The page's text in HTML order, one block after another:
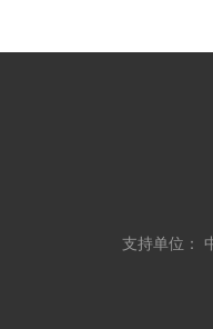
支持单位：